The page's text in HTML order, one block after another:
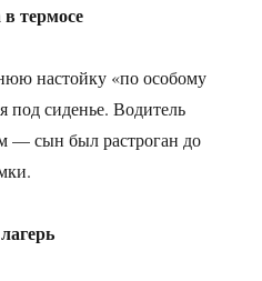
термосе
настойку «по особому
под сиденье. Водитель
— сын был растроган до